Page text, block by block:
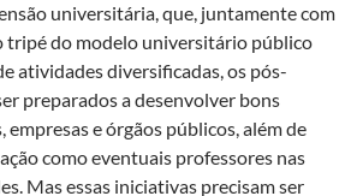
universitária, que, juntamente com
tripé do modelo universitário público
atividades diversificadas, os pós-
preparados a desenvolver bons
empresas e órgãos públicos, além de
como eventuais professores nas
Mas essas iniciativas precisam ser